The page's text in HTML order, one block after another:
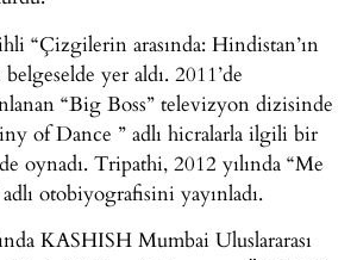
“Çizgilerin arasında: Hindistan’ın
yer aldı. 2011’de
“Big Boss” televizyon dizisinde
of Dance ” adlı hicralarla ilgili bir
oynadı. Tripathi, 2012 yılında “Me
otobiyografisini yayınladı.
KASHISH Mumbai Uluslararası